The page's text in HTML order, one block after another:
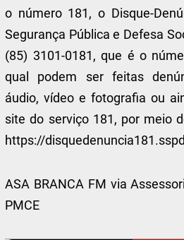
o número 181, o Disque-
Segurança Pública e Defesa
(85) 3101-0181, que é o
qual podem ser feitas
áudio, vídeo e fotografia ou
site do serviço 181, por meio
https://
ASA BRANCA FM via
PMCE